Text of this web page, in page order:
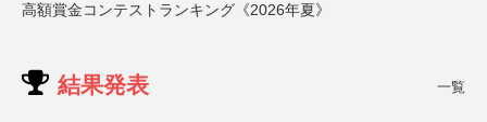
高額賞金コンテストランキング《2026年夏》
結果発表 一覧